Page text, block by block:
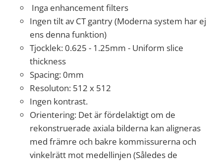
Inga enhancement filters
Ingen tilt av CT gantry (Moderna system har ej
ens denna funktion)
Tjocklek: 0.625 - 1.25mm - Uniform slice
thickness
Spacing: 0mm
Resoluton: 512 x 512
Ingen kontrast.
Orientering: Det är fördelaktigt om de
rekonstruerade axiala bilderna kan aligneras
med främre och bakre kommissurerna och
vinkelrätt mot medellinjen (Således de